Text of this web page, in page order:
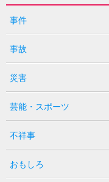
事件
事故
災害
芸能・スポーツ
不祥事
おもしろ